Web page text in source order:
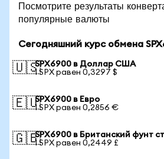
Посмотрите результаты
популярные валюты
Сегодняшний курс обмена
🇺🇸SPX6900 в Доллар США
1 SPX равен 0,3297 $
🇪🇺SPX6900 в Евро
1 SPX равен 0,2856 €
🇬🇧SPX6900 в Британский фунт
1 SPX равен 0,2449 £